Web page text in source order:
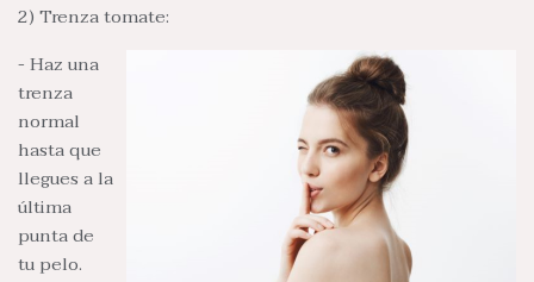
2) Trenza tomate:
- Haz una
trenza
normal
hasta que
llegues a la
última
punta de
tu pelo.